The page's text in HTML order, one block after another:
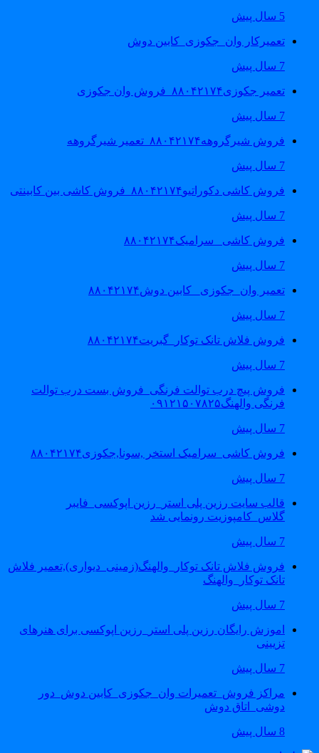
تعمیرکار وان_جکوزی_کابین دوش
تعمیر جکوزی۸۸۰۴۲۱۷۴_فروش وان جکوزی
فروش شیرگروهه۸۸۰۴۲۱۷۴_تعمیر شیرگروهه
فروش کاشی دکوراتیو۸۸۰۴۲۱۷۴_فروش کاشی بین کابینتی
فروش کاشی _سرامیک۸۸۰۴۲۱۷۴
تعمیر وان_جکوزی_ کابین دوش۸۸۰۴۲۱۷۴
فروش فلاش تانک توکار_گبریت۸۸۰۴۲۱۷۴
فروش پیچ درب توالت فرنگی_فروش بست درب توالت
فرنگی والهنگ۰۹۱۲۱۵۰۷۸۲۵
فروش کاشی_سرامیک استخر ,سونا,جکوزی۸۸۰۴۲۱۷۴
قالب سایت رزین پلی استر_رزین اپوکسی_فایبر
گلاس_کامپوزیت رونمایی شد
فروش فلاش تانک توکار_والهنگ(زمینی_دیواری),تعمیر فلاش
تانک توکار_والهنگ
اموزش رایگان رزین پلی استر_رزین اپوکسی برای هنرهای
تزیینی
مراکز فروش_تعمیرات وان_جکوزی_کابین دوش_دور
دوشی_اتاق دوش